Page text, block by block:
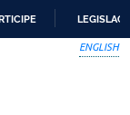
ENGLISH